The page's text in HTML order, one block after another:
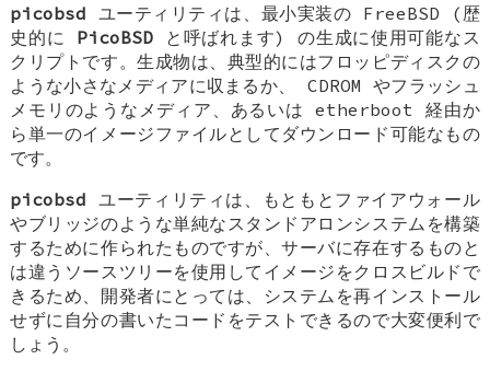
picobsd ユーティリティは、最小実装の FreeBSD (歴
史的に PicoBSD と呼ばれます) の生成に使用可能なス
クリプトです。生成物は、典型的にはフロッピディスクの
ような小さなメディアに収まるか、 CDROM やフラッシュ
メモリのようなメディア、あるいは etherboot 経由か
ら単一のイメージファイルとしてダウンロード可能なもの
です。
picobsd ユーティリティは、もともとファイアウォール
やブリッジのような単純なスタンドアロンシステムを構築
するために作られたものですが、サーバに存在するものと
は違うソースツリーを使用してイメージをクロスビルドで
きるため、開発者にとっては、システムを再インストール
せずに自分の書いたコードをテストできるので大変便利で
しょう。